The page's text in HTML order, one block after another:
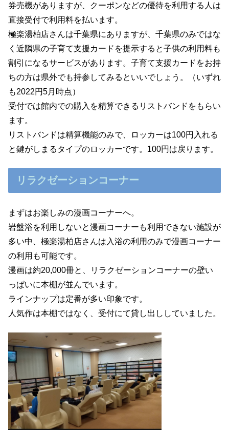
券売機がありますが、クーポンなどの優待を利用する人は
直接受付で利用料を払います。
極楽湯柏店さんは千葉県にありますが、千葉県のみではな
く近隣県の子育て支援カードを提示すると子供の利用料も
割引になるサービスがあります。子育て支援カードをお持
ちの方は県外でも持参してみるといいでしょう。（いずれ
も2022円5月時点）
受付では館内での購入を精算できるリストバンドをもらい
ます。
リストバンドは精算機能のみで、ロッカーは100円入れる
と鍵がしまるタイプのロッカーです。100円は戻ります。
リラクゼーションコーナー
まずはお楽しみの漫画コーナーへ。
岩盤浴を利用しないと漫画コーナーも利用できない施設が
多い中、極楽湯柏店さんは入浴の利用のみで漫画コーナー
の利用も可能です。
漫画は約20,000冊と、リラクゼーションコーナーの壁い
っぱいに本棚が並んでいます。
ラインナップは定番が多い印象です。
人気作は本棚ではなく、受付にて貸し出ししていました。